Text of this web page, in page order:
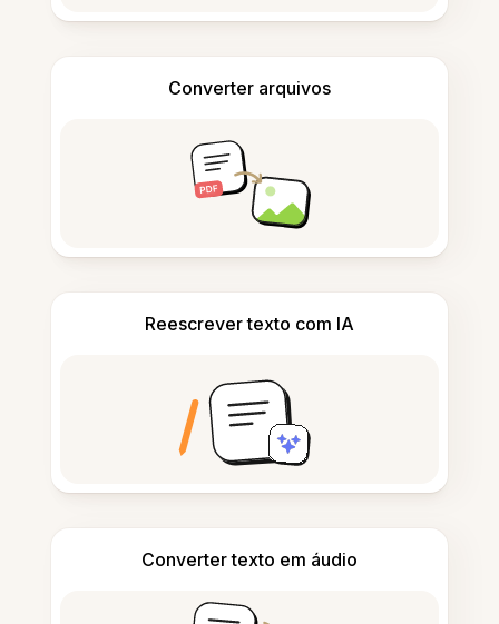
Converter arquivos
Reescrever texto com IA
Converter texto em áudio